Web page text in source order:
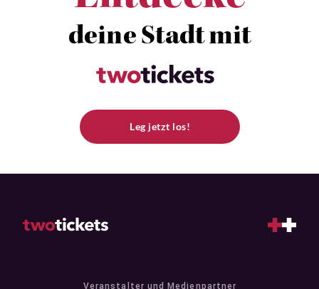
deine Stadt mit
Leg jetzt los!
Veranstalter und Medienpartner